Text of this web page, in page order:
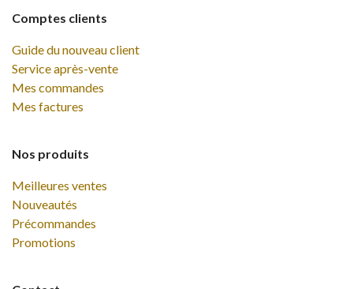
Comptes clients
Guide du nouveau client
Service après-vente
Mes commandes
Mes factures
Nos produits
Meilleures ventes
Nouveautés
Précommandes
Promotions